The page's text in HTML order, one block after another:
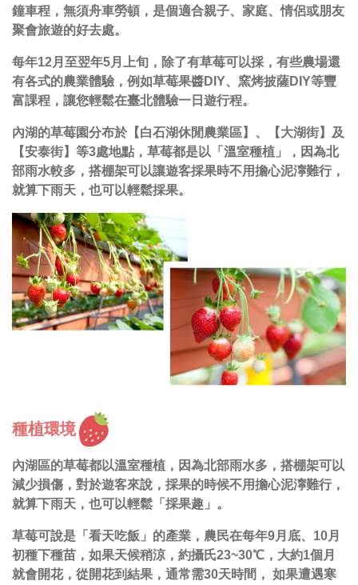
鐘車程，無須舟車勞頓，是個適合親子、家庭、情侶或朋友
聚會旅遊的好去處。
每年12月至翌年5月上旬，除了有草莓可以採，有些農場還
有各式的農業體驗，例如草莓果醬DIY、窯烤披薩DIY等豐
富課程，讓您輕鬆在臺北體驗一日遊行程。
內湖的草莓園分布於【白石湖休閒農業區】、【大湖街】及
【安泰街】等3處地點，草莓都是以「溫室種植」，因為北
部雨水較多，搭棚架可以讓遊客採果時不用擔心泥濘難行，
就算下雨天，也可以輕鬆採果。
種植環境
內湖區的草莓都以溫室種植，因為北部雨水多，搭棚架可以
減少損傷，對於遊客來說，採果的時候不用擔心泥濘難行，
就算下雨天，也可以輕鬆「採果趣」。
草莓可說是「看天吃飯」的產業，農民在每年9月底、10月
初種下種苗，如果天候稍涼，約攝氏23~30℃，大約1個月
就會開花，從開花到結果，通常需30天時間， 如果遭遇寒